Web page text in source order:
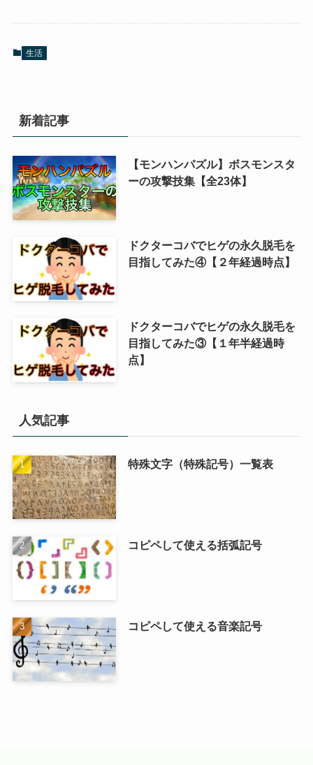
生活
新着記事
【モンハンパズル】ボスモンスタ
ーの攻撃技集【全23体】
ドクターコバでヒゲの永久脱毛を
目指してみた④【２年経過時点】
ドクターコバでヒゲの永久脱毛を
目指してみた③【１年半経過時
点】
人気記事
特殊文字（特殊記号）一覧表
コピペして使える括弧記号
コピペして使える音楽記号